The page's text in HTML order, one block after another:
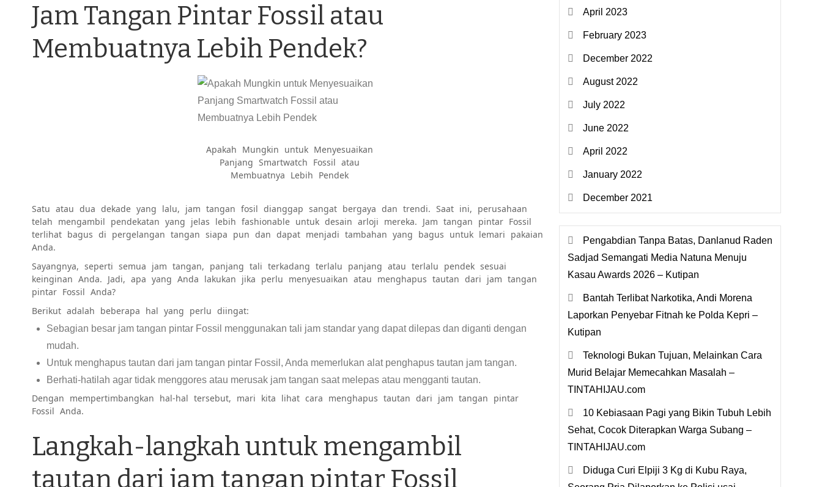
Jam Tangan Pintar Fossil atau
Membuatnya Lebih Pendek?
Apakah Mungkin untuk Menyesuaikan
Panjang Smartwatch Fossil atau
Membuatnya Lebih Pendek
Satu atau dua dekade yang lalu, jam tangan fosil dianggap sangat bergaya dan trendi. Saat ini, perusahaan
telah mengambil pendekatan yang jelas lebih fashionable untuk desain arloji mereka. Jam tangan pintar Fossil
terlihat bagus di pergelangan tangan siapa pun dan dapat menjadi tambahan yang bagus untuk lemari pakaian
Anda.
Sayangnya, seperti semua jam tangan, panjang tali terkadang terlalu panjang atau terlalu pendek sesuai
keinginan Anda. Jadi, apa yang Anda lakukan jika perlu menyesuaikan atau menghapus tautan dari jam tangan
pintar Fossil Anda?
Berikut adalah beberapa hal yang perlu diingat:
Sebagian besar jam tangan pintar Fossil menggunakan tali jam standar yang dapat dilepas dan diganti dengan
mudah.
Untuk menghapus tautan dari jam tangan pintar Fossil, Anda memerlukan alat penghapus tautan jam tangan.
Berhati-hatilah agar tidak menggores atau merusak jam tangan saat melepas atau mengganti tautan.
Dengan mempertimbangkan hal-hal tersebut, mari kita lihat cara menghapus tautan dari jam tangan pintar
Fossil Anda.
Langkah-langkah untuk mengambil
tautan dari jam tangan pintar Fossil
April 2023
February 2023
December 2022
August 2022
July 2022
June 2022
April 2022
January 2022
December 2021
Pengabdian Tanpa Batas, Danlanud Raden
Sadjad Semangati Media Natuna Menuju
Kasau Awards 2026 – Kutipan
Bantah Terlibat Narkotika, Andi Morena
Laporkan Penyebar Fitnah ke Polda Kepri –
Kutipan
Teknologi Bukan Tujuan, Melainkan Cara
Murid Belajar Memecahkan Masalah –
TINTAHIJAU.com
10 Kebiasaan Pagi yang Bikin Tubuh Lebih
Sehat, Cocok Diterapkan Warga Subang –
TINTAHIJAU.com
Diduga Curi Elpiji 3 Kg di Kubu Raya,